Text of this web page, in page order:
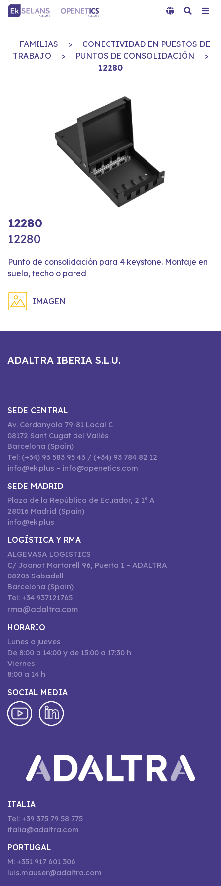
FAMILIAS >
CONECTIVIDAD EN PUESTOS DE
TRABAJO
> PUNTOS DE CONSOLIDACIÓN
>
12280
12280
12280
Punto de consolidación para 4 keystone. Montaje en
suelo, techo o pared
IMAGEN
ADALTRA IBERIA S.L.U.
SEDE CENTRAL
Av. Cerdanyola 79-81 Local C
08172 Sant Cugat del Vallès
Barcelona (Spain)
Tel: (+34) 93 583 95 43 / (+34) 93 784 82 12
info@ek.plus – info@openetics.com
SEDE MADRID
Plaza de la República de Ecuador, 2 1º A
28016 Madrid (Spain)
info@ek.plus
LOGÍSTICA Y RMA
ALGEVASA LOGISTICS
C/ Joanot Martorell 96, Puerta 1 – ADALTRA
08203 Sabadell
Barcelona (Spain)
Tel: +34 937121765
rma@adaltra.com
HORARIO
Lunes a jueves
De 8:00 a 14:00 y de 15:00 a 17:30 h
Viernes
8:00 a 14 h
SOCIAL MEDIA
ITALIA
Tel: +39 375 79 58 775
italia@adaltra.com
PORTUGAL
M: +351 917 601 306
luis.mauser@adaltra.com